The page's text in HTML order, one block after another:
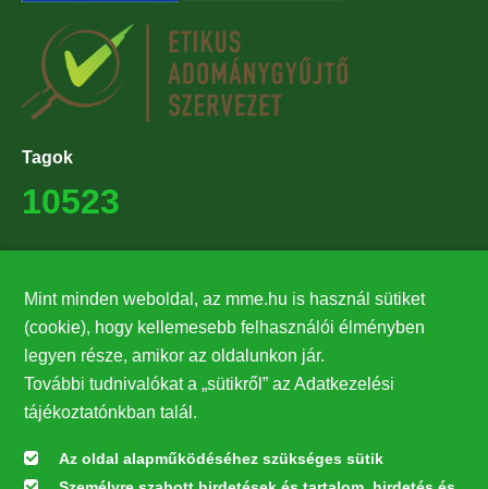
Tagok
10523
27224
Hírlevél feliratkozás
Értesüljön elsőként legfrissebb híreinkről, eseményeinkről!
Mint minden weboldal, az mme.hu is használ sütiket
(cookie), hogy kellemesebb felhasználói élményben
legyen része, amikor az oldalunkon jár.
További tudnivalókat a „sütikről” az Adatkezelési
tájékoztatónkban talál.
Az oldal alapműködéséhez szükséges sütik